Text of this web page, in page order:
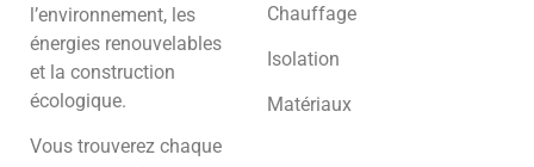
l’environnement, les
énergies renouvelables
et la construction
écologique.
Vous trouverez chaque
Chauffage
Isolation
Matériaux